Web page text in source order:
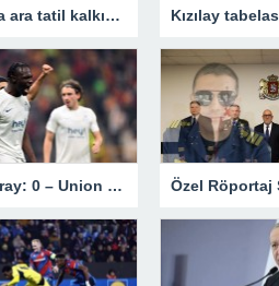
Okullarda ara tatil kalkıyor mu? Bakan Tekin’den açıklama.
Galatasaray: 0 – Union Saint-Gilloise: 1 | MAÇ SONUCU !